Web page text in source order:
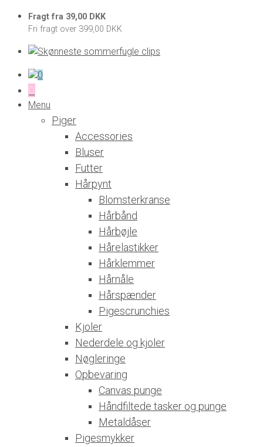
Fragt fra 39,00 DKK
Fri fragt over 399,00 DKK
0
0
Menu
Piger
Accessories
Bluser
Futter
Hårpynt
Blomsterkranse
Hårbånd
Hårbøjle
Hårelastikker
Hårklemmer
Hårnåle
Hårspænder
Pigescrunchies
Kjoler
Nederdele og kjoler
Nøgleringe
Opbevaring
Canvas punge
Håndfiltede tasker og punge
Metaldåser
Pigesmykker